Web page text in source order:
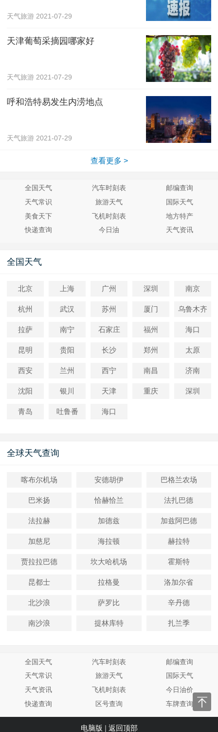
天气旅游 2021-07-29
天津葡萄采摘园哪家好
天气旅游 2021-07-29
呼和浩特易发生内涝地点
天气旅游 2021-07-29
查看更多 >
全国天气 汽车时刻表
邮编查询
天气常识
旅游天气
国际天气
美食天下
飞机时刻表
地方特产
快递查询
今日油 天气资讯
全国天气
北京 上海 广州 深圳 南京
杭州 武汉 苏州 厦门 乌鲁木齐
拉萨 南宁 石家庄 福州 海口
昆明 贵阳 长沙 郑州 太原
西安 兰州 西宁 南昌 济南
沈阳 银川 天津 重庆 深圳
青岛 吐鲁番 海口
全球天气查询
喀布尔机场 安德胡伊 巴格兰农场
巴米扬 恰赫恰兰 法扎巴德
法拉赫 加德兹 加兹阿巴德
加慈尼 海拉顿 赫拉特
贾拉拉巴德 坎大哈机场 霍斯特
昆都士 拉格曼 洛加尔省
北沙浪 萨罗比 辛丹德
南沙浪 提林库特 扎兰季
全国天气 汽车时刻表
邮编查询
天气常识
旅游天气
国际天气
天气资讯
飞机时刻表
今日油价
快递查询
区号查询 车牌查询
电脑版 | 返回顶部